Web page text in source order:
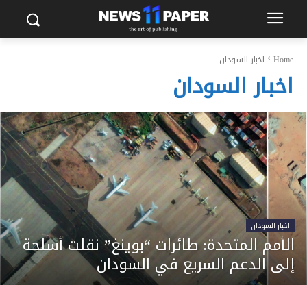
Home اخبار السودان
اخبار السودان
اخبار السودان
الأمم المتحدة: طائرات “بوينغ” نقلت أسلحة
إلى الدعم السريع في السودان